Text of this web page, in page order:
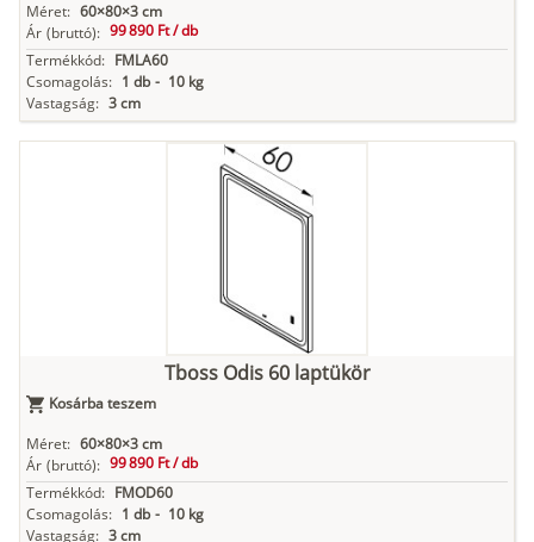
Méret: 60×80×3 cm
Ár (bruttó): 99 890 Ft /db
Termékkód: FMLA60
Csomagolás: 1 db - 10 kg
Vastagság: 3 cm
Tboss Odis 60 laptükör
Kosárba teszem
Méret: 60×80×3 cm
Ár (bruttó): 99 890 Ft /db
Termékkód: FMOD60
Csomagolás: 1 db - 10 kg
Vastagság: 3 cm